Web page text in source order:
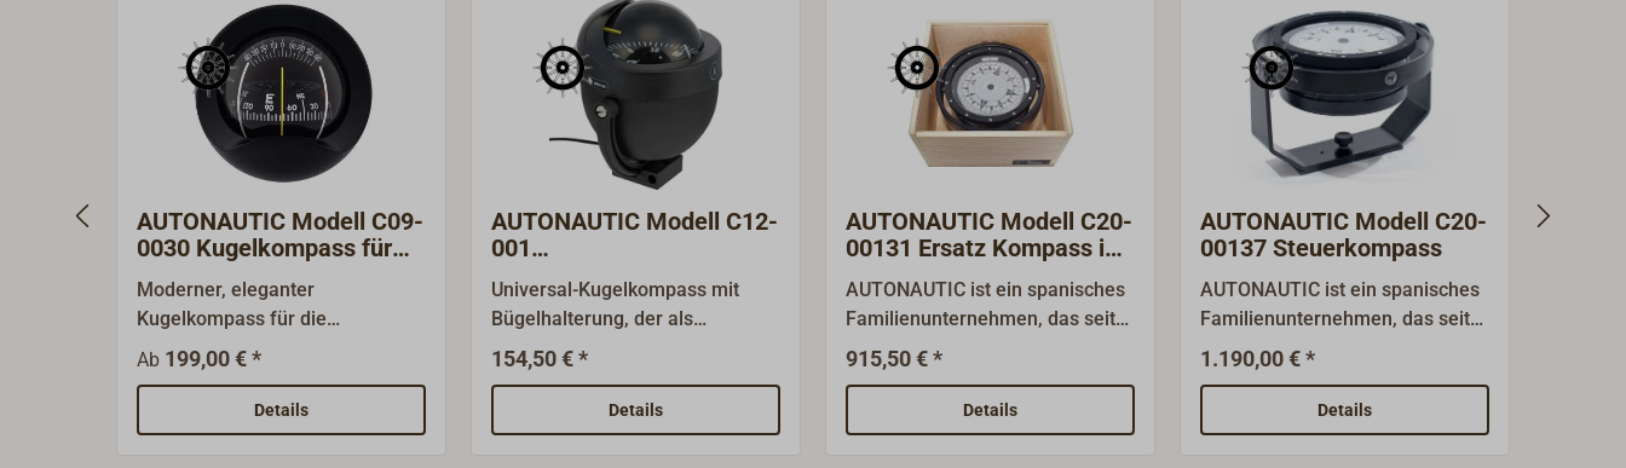
AUTONAUTIC Modell C09-
0030 Kugelkompass für
Moderner, eleganter
Kugelkompass für die
Schottmontage. Er ist für
(schnelle) Rettungsboote ebenso
geeignet wie für Segelyachten
oder Motoryachten. Wahlweise
Ab 199,00 € *
Details
AUTONAUTIC Modell C12-
001
Universal-Kugelkompass mit
Bügelhalterung, der als
Rettungsbootkompass gut
geeignet ist.Innenkardanik mit
Voraus-Steuerstrich und
schwarzer, gut ablesbarer 5°-
154,50 € *
Details
AUTONAUTIC Modell C20-
00131 Ersatz Kompass im
AUTONAUTIC ist ein spanisches
Familienunternehmen, das seit
fast 50 Jahren qualitativ
hochwertige Magnetkompasse
und meteorologische
Instrumente herstellt. Die
915,50 € *
Details
AUTONAUTIC Modell C20-
00137 Steuerkompass
AUTONAUTIC ist ein spanisches
Familienunternehmen, das seit
fast 50 Jahren qualitativ
hochwertige Magnetkompasse
und meteorologische
Instrumente herstellt. Die
1.190,00 € *
Details